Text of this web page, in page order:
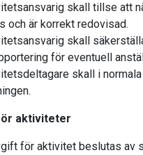
skall tillse att
och är korrekt redovisad.
skall
för eventuell
skall i
aktiviteter
för aktivitet beslutas av